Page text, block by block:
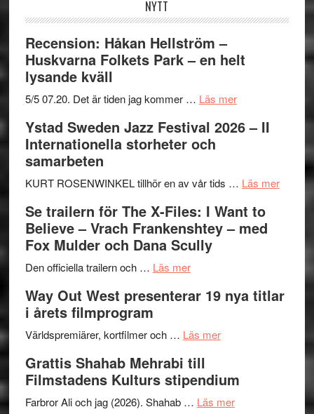
NYTT
Recension: Håkan Hellström –
Huskvarna Folkets Park – en helt
lysande kväll
5/5 07.20. Det är tiden jag kommer … Läs merom
Håkan
Huskvarna
Park
–
kväll
Ystad Sweden Jazz Festival 2026 – II
Internationella storheter och
samarbeten
KURT ROSENWINKEL tillhör en av vår tids … Läs merom
Festival
II
Se trailern för The X-Files: I Want to
Believe – Vrach Frankenshtey – med
Fox Mulder och Dana Scully
Den officiella trailern och … Läs merom
trailern
The
Files:
I
Want
Way Out West presenterar 19 nya titlar
i årets filmprogram
Världspremiärer, kortfilmer och … Läs merom
West
presenterar
Grattis Shahab Mehrabi till
Filmstadens Kulturs stipendium
Farbror Ali och jag (2026). Shahab … Läs merom